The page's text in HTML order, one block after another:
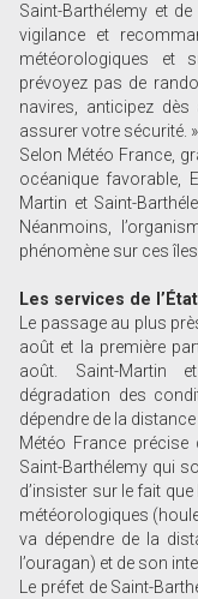
Saint-Barthélemy et
vigilance et
météorologiques et
prévoyez pas de
navires, anticipez
assurer votre sécurité. »
Selon Météo France,
océanique favorable,
Martin et Saint-
Néanmoins,
phénomène sur ces
Les services de
Le passage au plus
août et la première
août. Saint-Martin
dégradation des
dépendre de la
Météo France
Saint-Barthélemy qui
d’insister sur le fait
météorologiques
va dépendre de la
l’ouragan) et de son
Le préfet de Saint-